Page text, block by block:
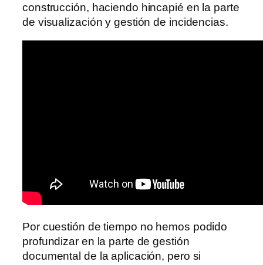
construcción, haciendo hincapié en la parte
de visualización y gestión de incidencias.
Por cuestión de tiempo no hemos podido
profundizar en la parte de gestión
documental de la aplicación, pero si